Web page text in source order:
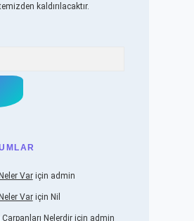
kaldırılacaktır.
Variçin admin
Variçin Nil
Çarpanları Nelerdiriçin admin